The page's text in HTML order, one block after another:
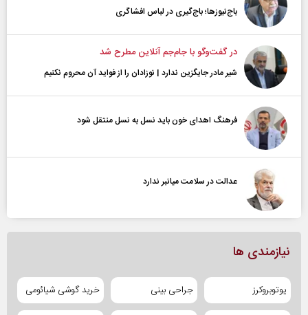
باج‌نیوزها؛ باج‌گیری در لباس افشاگری
در گفت‌و‌گو با جام‌جم آنلاین مطرح شد
شیر مادر جایگزین ندارد | نوزادان را از فواید آن محروم نکنیم
فرهنگ اهدای خون باید نسل به نسل منتقل شود
عدالت در سلامت میانبر ندارد
نیازمندی ها
یوتوبروکرز جراحی بینی خرید گوشی شیائومی